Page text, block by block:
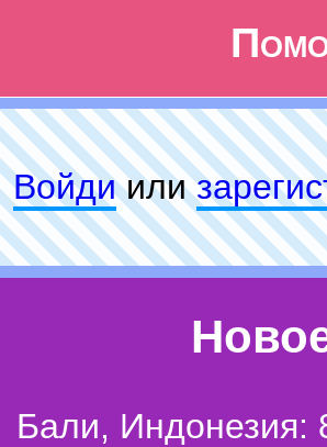
Войдиили
Бали, Индонезия: